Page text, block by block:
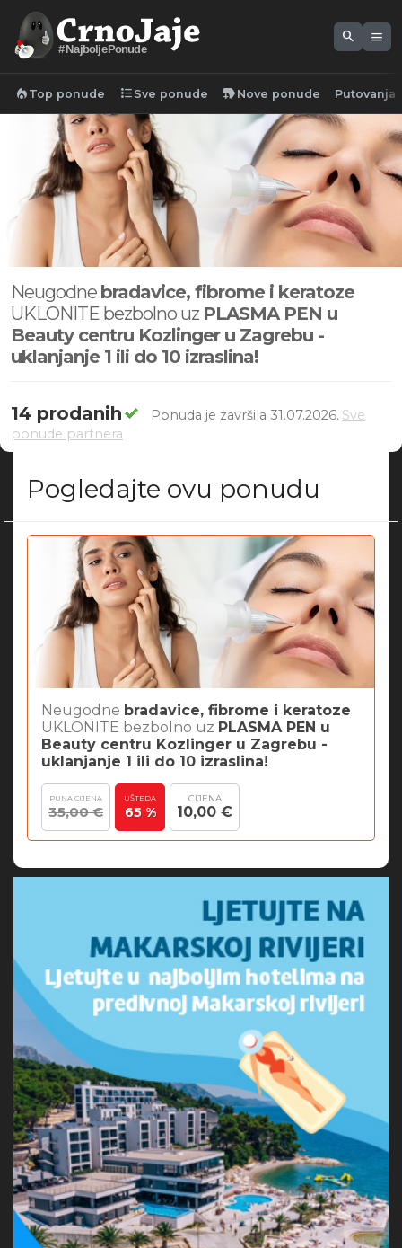
#NajboljePonude
search menu
local_fire_department Top ponude format_list_bulleted Sve ponude new_label Nove ponude Putovanja
Neugodne bradavice, fibrome i keratoze
UKLONITE bezbolno uz PLASMA PEN u
Beauty centru Kozlinger u Zagrebu -
uklanjanje 1 ili do 10 izraslina!
14 prodanih Ponuda je završila 31.07.2026. Sve
ponude partnera
Pogledajte ovu ponudu
Neugodne bradavice, fibrome i keratoze
UKLONITE bezbolno uz PLASMA PEN u
Beauty centru Kozlinger u Zagrebu -
uklanjanje 1 ili do 10 izraslina!
PUNA CIJENA
35,00 €
UŠTEDA
65 %
CIJENA
10,00 €